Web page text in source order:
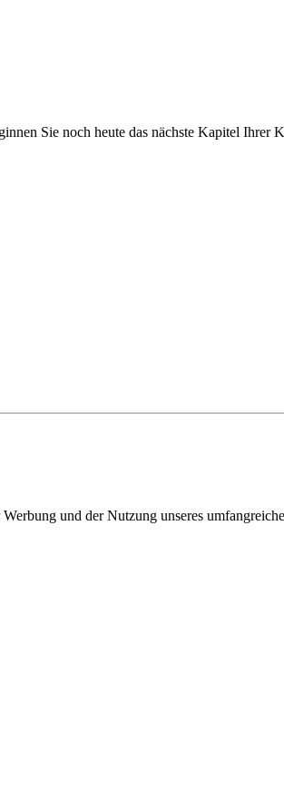
Sie noch heute das nächste Kapitel Ihrer
und der Nutzung unseres